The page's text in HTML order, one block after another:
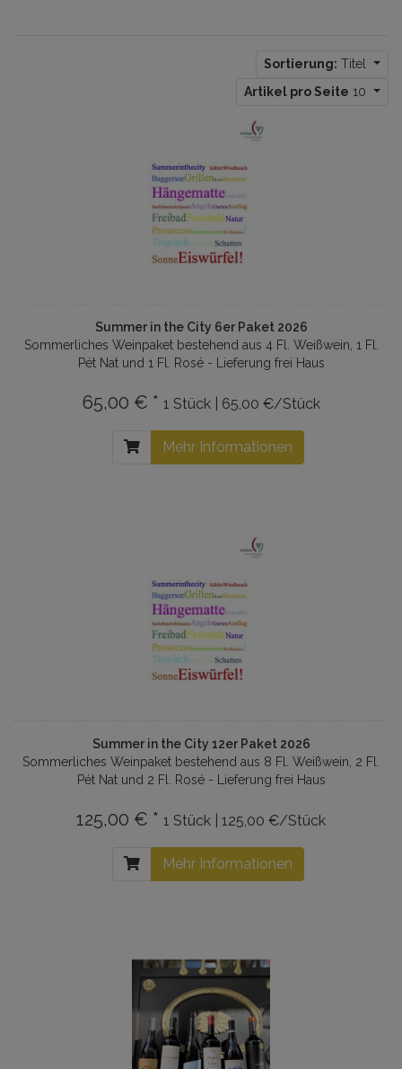
Sortierung: Titel
Artikel pro Seite 10
Summer in the City 6er Paket 2026
Sommerliches Weinpaket bestehend aus 4 Fl. Weißwein, 1 Fl.
Pét Nat und 1 Fl. Rosé - Lieferung frei Haus
65,00 € * 1 Stück | 65,00 €/Stück
Mehr Informationen
Summer in the City 12er Paket 2026
Sommerliches Weinpaket bestehend aus 8 Fl. Weißwein, 2 Fl.
Pét Nat und 2 Fl. Rosé - Lieferung frei Haus
125,00 € * 1 Stück | 125,00 €/Stück
Mehr Informationen